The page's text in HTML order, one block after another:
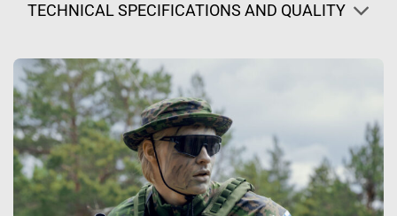
TECHNICAL SPECIFICATIONS AND QUALITY